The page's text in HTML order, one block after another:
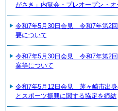
がさき」内覧会・プレオープン・
令和7年5月30日会見 令和7年第2
要について
令和7年5月30日会見 令和7年第2
案等について
令和7年5月12日会見 茅ヶ崎市出
とスポーツ振興に関する協定を締結